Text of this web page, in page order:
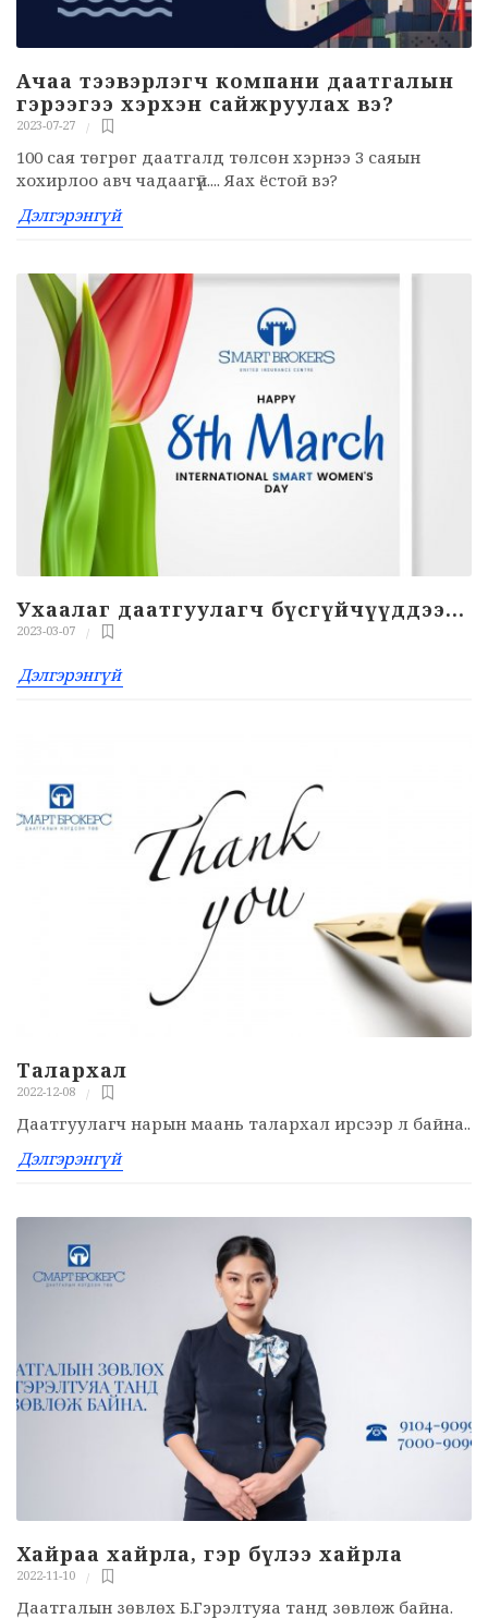
Ачаа тээвэрлэгч компани даатгалын
гэрээгээ хэрхэн сайжруулах вэ?
2023-07-27
100 сая төгрөг даатгалд төлсөн хэрнээ 3 саяын
хохирлоо авч чадаагүй.... Яах ёстой вэ?
Дэлгэрэнгүй
Ухаалаг даатгуулагч бүсгүйчүүддээ...
2023-03-07
Дэлгэрэнгүй
Талархал
2022-12-08
Даатгуулагч нарын маань талархал ирсээр л байна..
Дэлгэрэнгүй
Хайраа хайрла, гэр бүлээ хайрла
2022-11-10
Даатгалын зөвлөх Б.Гэрэлтуяа танд зөвлөж байна.